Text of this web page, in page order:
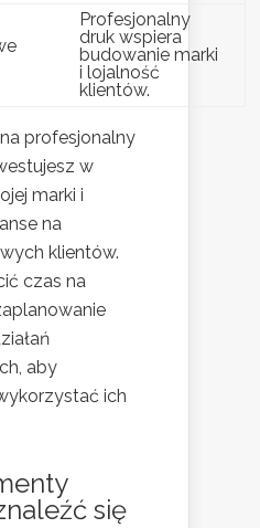
Profesjonalny
druk wspiera
budowanie marki
i lojalność
klientów.
profesjonalny
w
marki i
na
klientów.
czas na
aby
ich
się